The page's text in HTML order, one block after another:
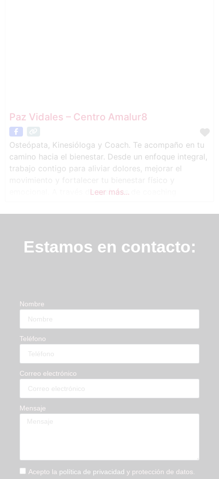
Paz Vidales – Centro Amalur8
Osteópata, Kinesióloga y Coach. Te acompaño en tu
camino hacia el bienestar. Desde un enfoque integral,
trabajo contigo para aliviar dolores, mejorar el
movimiento y fortalecer tu bienestar físico y
emocional. A través de sesiones de coaching
bloqueos, alcanzar tus objetivos y conectar con una
Leer más...
Estamos en contacto:
Nombre
Teléfono
Correo electrónico
Mensaje
Acepto la política de privacidad y protección de datos.